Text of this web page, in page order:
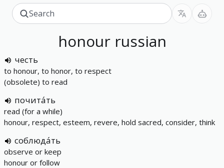
honour russian
честь
to honour, to honor, to respect
(obsolete) to read
почита́ть
read (for a while)
honour, respect, esteem, revere, hold sacred, consider, think
соблюда́ть
observe or keep
honour or follow